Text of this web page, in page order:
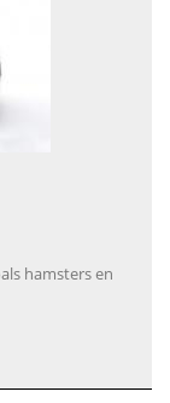
hamsters en